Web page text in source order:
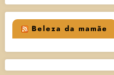
Beleza da mamãe